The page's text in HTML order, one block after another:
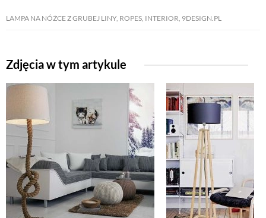
LAMPA NA NÓŻCE Z GRUBEJ LINY, ROPES, INTERIOR, 9DESIGN.PL
Zdjęcia w tym artykule